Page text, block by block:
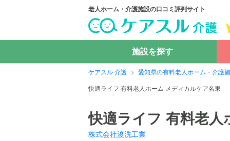
老人ホーム・介護施設の口コミ評判サイト
施設を探す
ケアスル 介護 愛知県の有料老人ホーム・介護
快適ライフ 有料老人ホーム メディカルケア名東
快適ライフ 有料老
株式会社浚洗工業